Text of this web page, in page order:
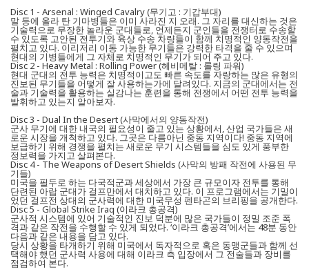
Disc 1 - Arsenal : Winged Cavalry (무기고 : 기갑부대)
말 등에 올라 탄 기마병들은 이미 사라진 지 오래. 그 자리를 대신하는 것은
기술력으로 무장한 놀라운 군대들로, 언제든지 군인들을 전쟁터로 수송할
수 있도록 고안된 전투기와 육상 수송 차량들이 함께 치명적인 양동작전을
펼치고 있다. 이리저리 이동 가능한 무기들은 강력한 타격을 줄 수 있으며
현대의 기병들에게 그 자체로 치명적인 무기가 되어 주고 있다.
Disc 2 - Heavy Metal : Rolling Power (헤비메탈 : 롤링 파워)
현대 군대의 전투 능력은 치명적이고도 빠른 속도를 자랑하는 많은 유형의
진보된 무기들을 어떻게 잘 사용하는가에 달려있다. 지금의 군대에서는 전
술과 기술력을 활용하는 실감나는 훈련을 통해 전쟁에서 어떤 전투 능력을
발휘하고 있는지 알아보자.
Disc 3 - Dual In the Desert (사막에서의 양동작전)
군사 무기에 대한 내국의 필요성이 줄고 있는 상황에서, 산업 국가들은 새
로운 시장을 개척하고 있다. 그곳은 다름아닌 중동 지역이다! 중동 지역에
보급하기 위해 경쟁을 펼치는 새로운 무기 시스템들을 심도 있게 풍부한
정보력을 가지고 살펴본다.
Disc 4 - The Weapons of Desert Shields (사막의 방패 작전에 사용된 무
기들)
미국을 필두로 하는 다국적군과 세상에서 가장 큰 규모이자 전투를 통해
단련된 아랍 군대가 걸프만에서 대치하고 있다. 이 프로그램에서는 기밀이
었던 걸프전 상대의 군사력에 대한 미국무성 펜타곤의 브리핑을 공개한다.
Disc 5 - Global Strike Iraq (이라크 총공격)
군사적 시스템에 있어 기술적인 진보 덕분에 많은 국가들이 정밀 조준 폭
격과 같은 작전을 수행할 수 있게 되었다. ‘이라크 총공격’에서는 48분 동안
다음과 같은 내용을 담고 있다.
당시 상황을 타개하기 위해 미국에서 독자적으로 혹은 동맹군들과 함께 선
택해야 했던 군사력 사용에 대해 이라크 측 입장에서 그 전술들과 장비를
점검하여 본다.